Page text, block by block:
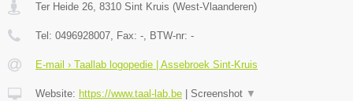
Ter Heide 26, 8310 Sint Kruis (West-Vlaanderen)
Tel: 0496928007, Fax: -, BTW-nr: -
E-mail › Taallab logopedie | Assebroek Sint-Kruis
Website: https://www.taal-lab.be Screenshot ▼